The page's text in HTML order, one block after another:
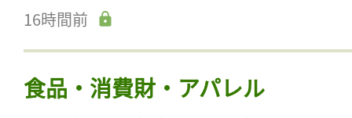
16時間前
食品・消費財・アパレル